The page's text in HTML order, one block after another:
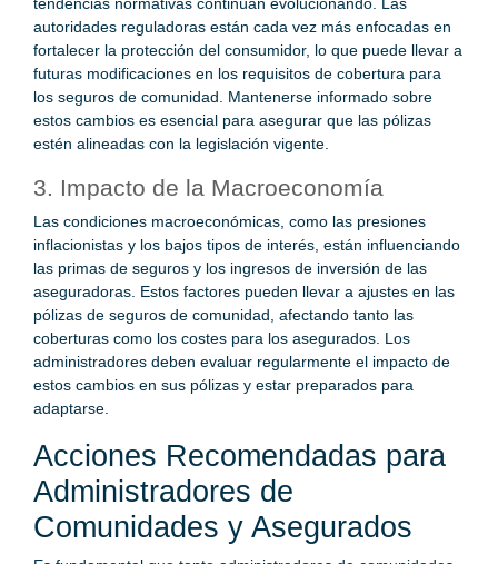
autoridades reguladoras están cada vez más enfocadas en
fortalecer la protección del consumidor, lo que puede llevar a
futuras modificaciones en los requisitos de cobertura para
los seguros de comunidad. Mantenerse informado sobre
estos cambios es esencial para asegurar que las pólizas
estén alineadas con la legislación vigente.
3. Impacto de la Macroeconomía
Las condiciones macroeconómicas, como las presiones
inflacionistas y los bajos tipos de interés, están influenciando
las primas de seguros y los ingresos de inversión de las
aseguradoras. Estos factores pueden llevar a ajustes en las
pólizas de seguros de comunidad, afectando tanto las
coberturas como los costes para los asegurados. Los
administradores deben evaluar regularmente el impacto de
estos cambios en sus pólizas y estar preparados para
adaptarse.
Acciones Recomendadas para
Administradores de
Comunidades y Asegurados